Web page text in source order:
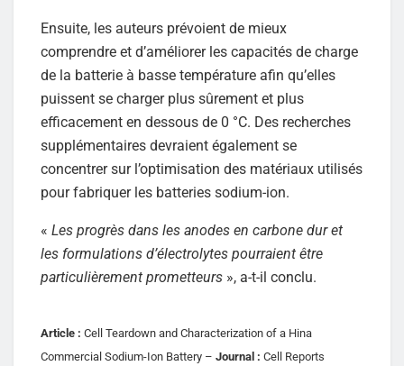
Ensuite, les auteurs prévoient de mieux
comprendre et d’améliorer les capacités de charge
de la batterie à basse température afin qu’elles
puissent se charger plus sûrement et plus
efficacement en dessous de 0 °C. Des recherches
supplémentaires devraient également se
concentrer sur l’optimisation des matériaux utilisés
pour fabriquer les batteries sodium-ion.
« Les progrès dans les anodes en carbone dur et
les formulations d’électrolytes pourraient être
particulièrement prometteurs », a-t-il conclu.
Article : Cell Teardown and Characterization of a Hina
Commercial Sodium-Ion Battery – Journal : Cell Reports